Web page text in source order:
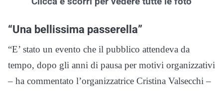
“Una bellissima passerella”
“E’ stato un evento che il pubblico attendeva da
tempo, dopo gli anni di pausa per motivi organizzativi
– ha commentato l’organizzatrice Cristina Valsecchi –